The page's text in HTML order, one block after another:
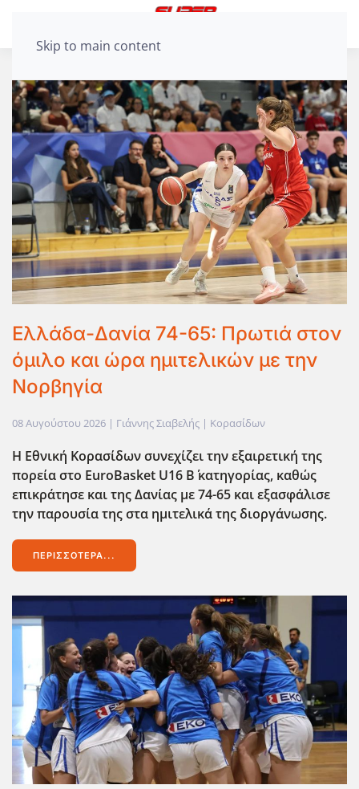
Skip to main content
Ελλάδα-Δανία 74-65: Πρωτιά στον
όμιλο και ώρα ημιτελικών με την
Νορβηγία
08 Αυγούστου 2026 | Γιάννης Σιαβελής | Κορασίδων
Η Εθνική Κορασίδων συνεχίζει την εξαιρετική της
πορεία στο EuroBasket U16 Β΄ κατηγορίας, καθώς
επικράτησε και της Δανίας με 74-65 και εξασφάλισε
την παρουσία της στα ημιτελικά της διοργάνωσης.
ΠΕΡΙΣΣΌΤΕΡΑ...